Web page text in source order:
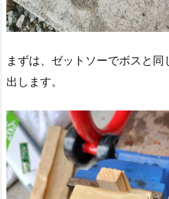
まずは、ゼットソーでボスと同
出します。